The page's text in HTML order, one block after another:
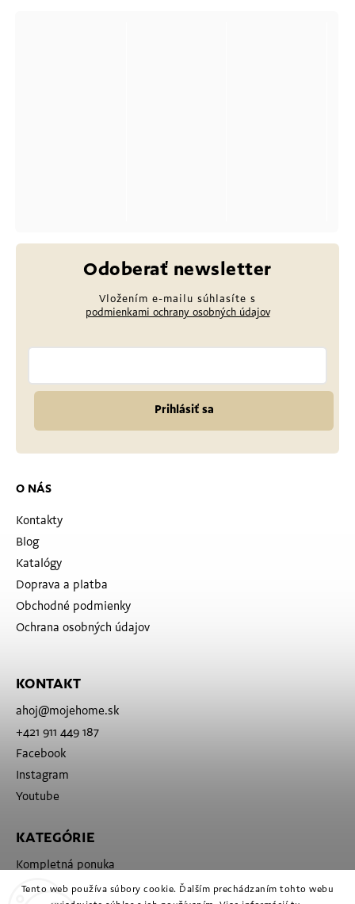
Tento web používa súbory cookie. Ďalším prechádzaním tohto webu
O NÁS
Kontakty
Blog
Katalógy
Doprava a platba
Obchodné podmienky
Ochrana osobných údajov
KONTAKT
ahoj@mojehome.sk
+421 911 449 187
Facebook
Instagram
Youtube
Odoberať newsletter
Vložením e-mailu súhlasíte s
podmienkami ochrany osobných údajov
Prihlásiť sa
KATEGÓRIE
Kompletná ponuka
Značky